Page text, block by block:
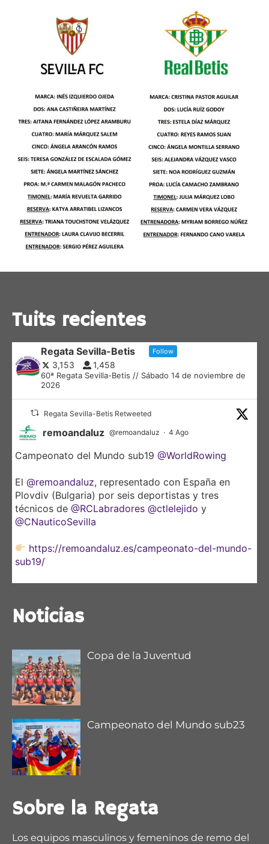
Tuits recientes
Regata Sevilla-Betis Follow
3,153 1,458
60ª Regata Sevilla-Betis // Sábado 14 de noviembre de
2026
Regata Sevilla-Betis Retweeted
remoandaluz @remoandaluz · 4 Ago
Campeonato del Mundo sub19 @WorldRowing
El @remoandaluz, representado con España en
Plovdiv (Bulgaria) por seis deportistas y tres
técnicos de @RCLabradores @ctlelejido y
@CNauticoSevilla
https://remoandaluz.es/campeonato-del-mundo-
sub19/
1 5
remoandaluz @remoandaluz
@muchodeportecom/ La satisfacción de Esther
Noticias
Copa de la Juventud
Campeonato del Mundo sub23
Sobre la Regata
Los equipos masculinos y femeninos de remo del